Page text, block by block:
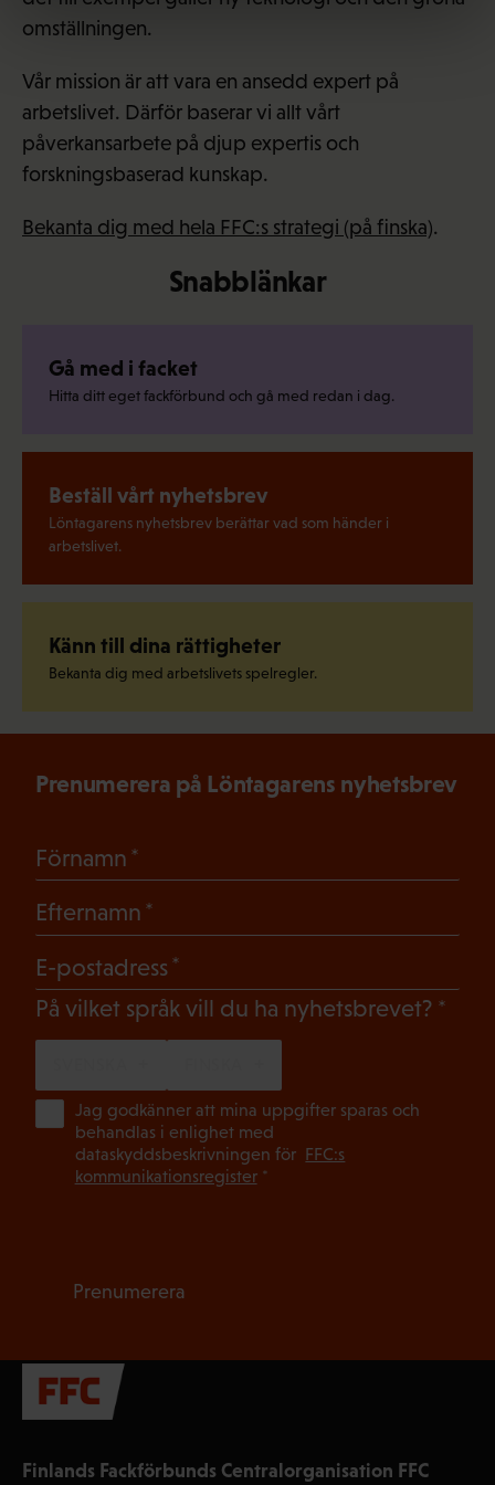
omställningen.
Vår mission är att vara en ansedd expert på
arbetslivet. Därför baserar vi allt vårt
påverkansarbete på djup expertis och
forskningsbaserad kunskap.
Bekanta dig med hela FFC:s strategi (på finska).
Snabblänkar
Gå med i facket
Hitta ditt eget fackförbund och gå med redan i dag.
Beställ vårt nyhetsbrev
Löntagarens nyhetsbrev berättar vad som händer i
arbetslivet.
Känn till dina rättigheter
Bekanta dig med arbetslivets spelregler.
Finlands Fackförbunds Centralorganisation FFC
Prenumerera på Löntagarens nyhetsbrev
Förnamn
Efternamn
E-postadress
På vilket språk vill du ha nyhetsbrevet?
Jag godkänner att mina uppgifter sparas och
behandlas i enlighet med
dataskyddsbeskrivningen för FFC:s
kommunikationsregister*
Prenumerera